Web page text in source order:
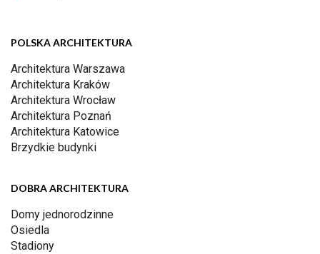
POLSKA ARCHITEKTURA
Architektura Warszawa
Architektura Kraków
Architektura Wrocław
Architektura Poznań
Architektura Katowice
Brzydkie budynki
DOBRA ARCHITEKTURA
Domy jednorodzinne
Osiedla
Stadiony